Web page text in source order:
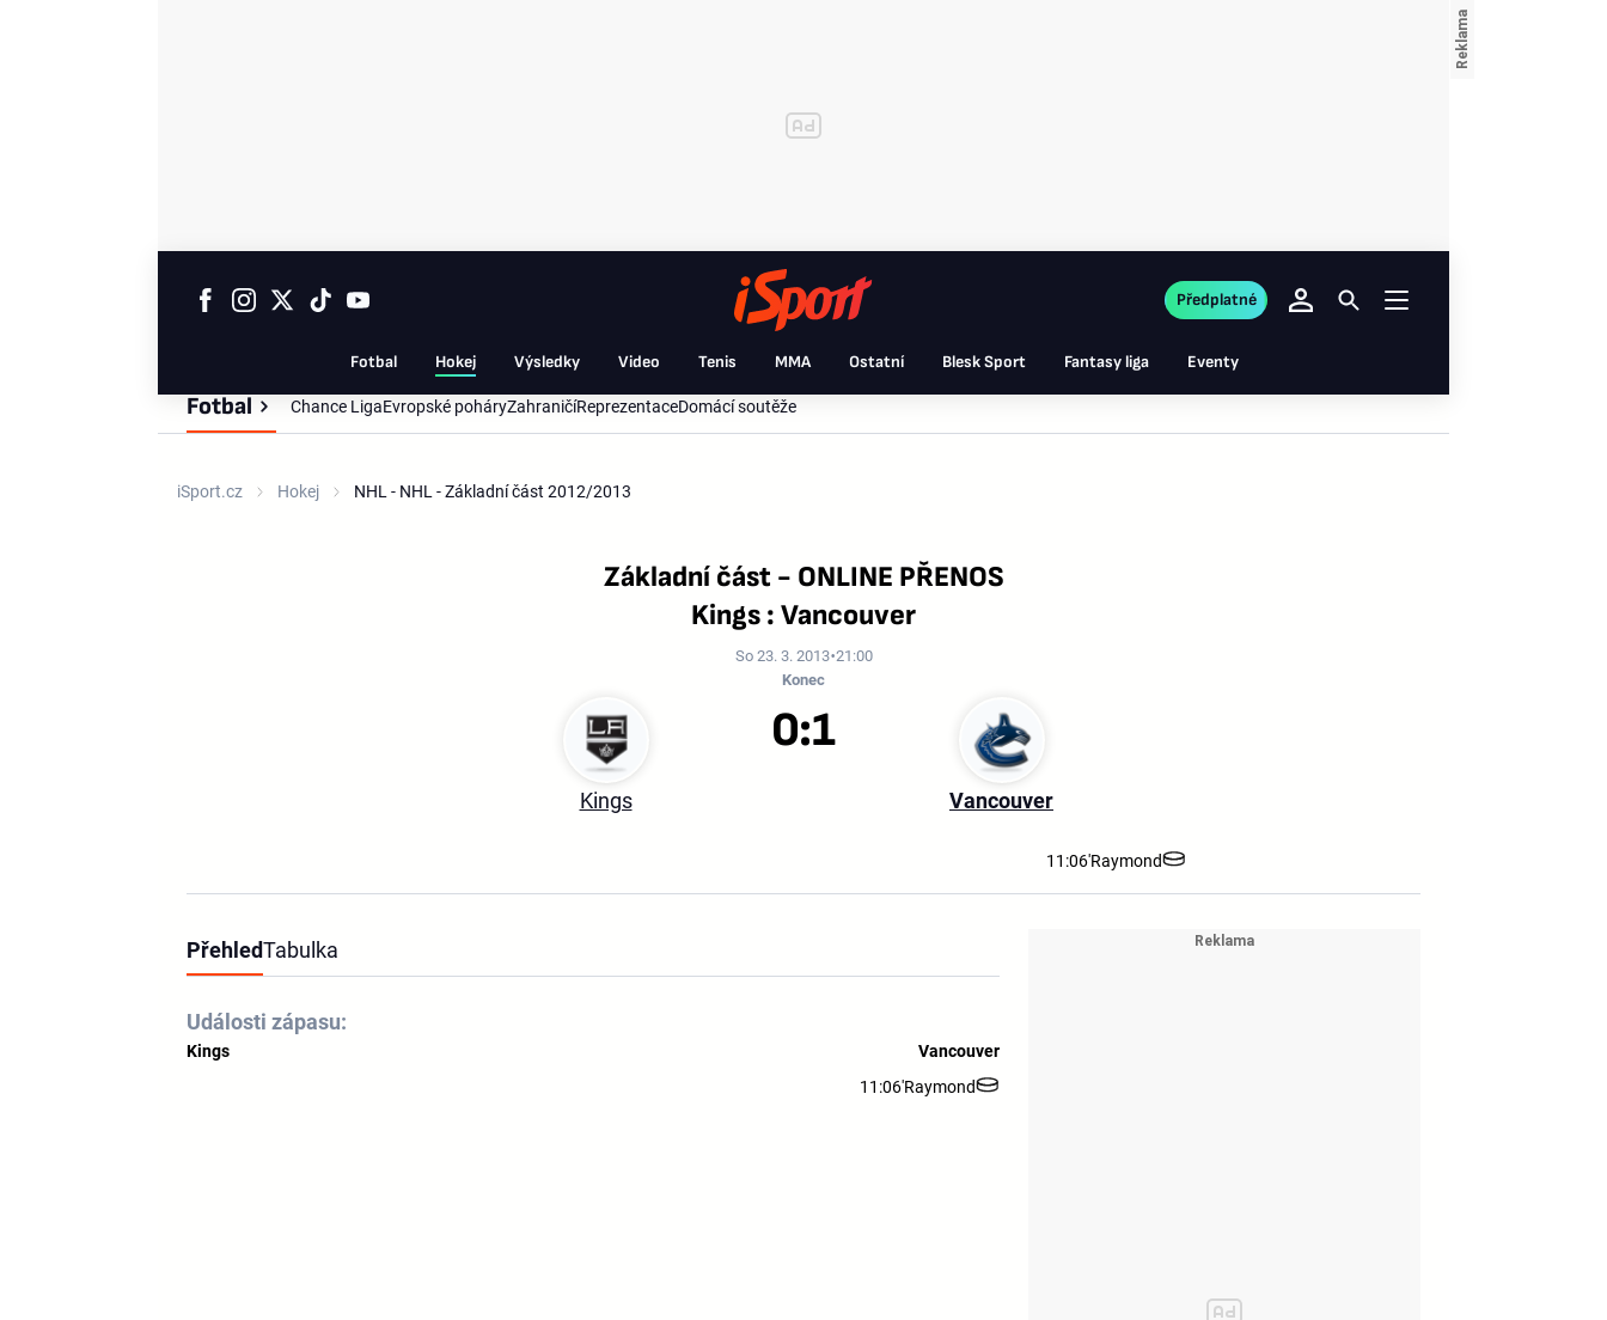
Fotbal Hokej Výsledky Video Tenis MMA Ostatní Blesk Sport Fantasy liga Eventy
Předplatné
Fotbal Chance LigaEvropské poháryZahraničíReprezentaceDomácí soutěže
iSport.cz Hokej NHL - NHL - Základní část 2012/2013
Základní část - ONLINE PŘENOS
Kings : Vancouver
So 23. 3. 2013 21:00
Konec
Kings Vancouver
0:1
11:06'Raymond
PřehledTabulka
Události zápasu:
Kings
Vancouver
11:06'Raymond